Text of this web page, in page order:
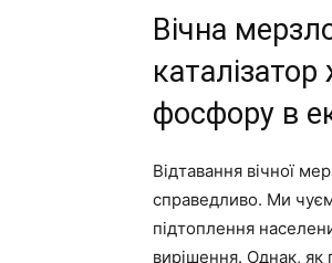
Вічна
фосфору в
Відтавання вічної
справедливо. Ми
підтоплення
вирішення. Однак, як